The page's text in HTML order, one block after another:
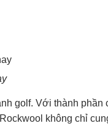
golf. Với thành phần
không chỉ